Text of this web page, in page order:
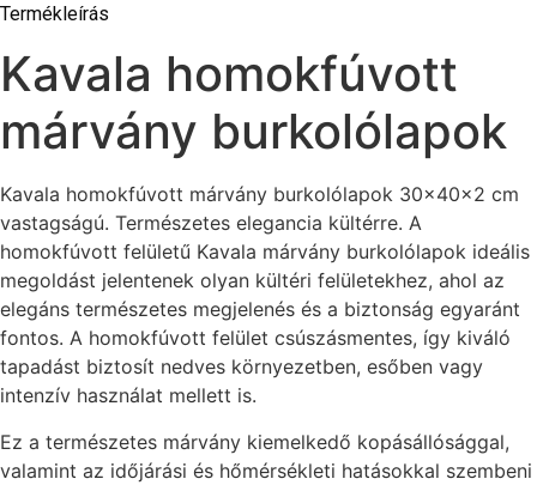
Termékleírás
Kavala homokfúvott
márvány burkolólapok
Kavala homokfúvott márvány burkolólapok 30x40x2 cm
vastagságú. Természetes elegancia kültérre. A
homokfúvott felületű Kavala márvány burkolólapok ideális
megoldást jelentenek olyan kültéri felületekhez, ahol az
elegáns természetes megjelenés és a biztonság egyaránt
fontos. A homokfúvott felület csúszásmentes, így kiváló
tapadást biztosít nedves környezetben, esőben vagy
intenzív használat mellett is.
Ez a természetes márvány kiemelkedő kopásállósággal,
valamint az időjárási és hőmérsékleti hatásokkal szembeni